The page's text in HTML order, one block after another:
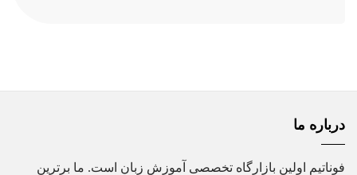
درباره ما
فوناتیم اولین بازارگاه تخصصی آموزش زبان است. ما برترین